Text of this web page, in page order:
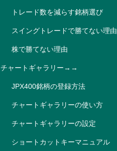
トレード数を減らす銘柄選び
スイングトレードで勝てない理由
株で勝てない理由
チャートギャラリー→→
JPX400銘柄の登録方法
チャートギャラリーの使い方
チャートギャラリーの設定
ショートカットキーマニュアル